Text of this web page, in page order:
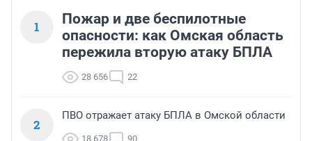
1
Пожар и две беспилотные
опасности: как Омская область
пережила вторую атаку БПЛА
28 656 22
2
ПВО отражает атаку БПЛА в Омской области
18 678 90